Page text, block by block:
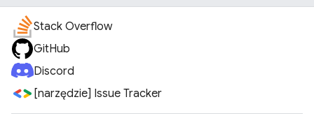
Stack Overflow
GitHub
Discord
[narzędzie] Issue Tracker